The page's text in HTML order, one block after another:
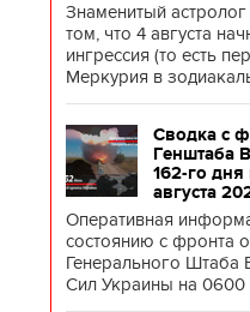
Знаменитый
том, что 4 августа
ингрессия (то есть
Меркурия в
Сводка с
Генштаба
162-го
августа
Оперативная
состоянию с фронта
Генерального Штаба
Сил Украины на 0600